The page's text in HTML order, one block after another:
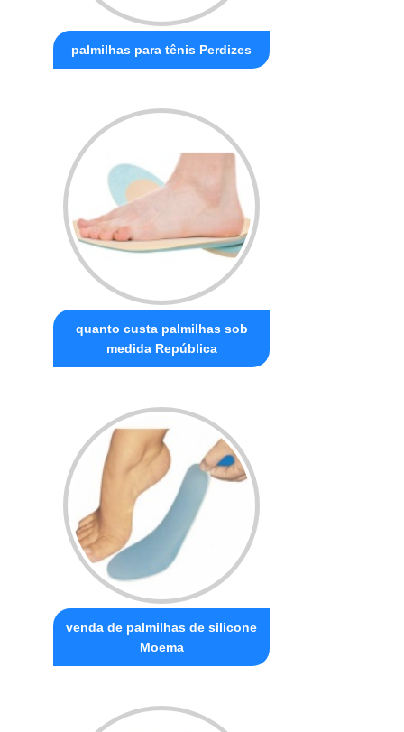
palmilhas para tênis Perdizes
quanto custa palmilhas sob
medida República
venda de palmilhas de silicone
Moema